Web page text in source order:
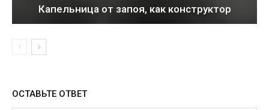
Капельница от запоя, как конструктор
ОСТАВЬТЕ ОТВЕТ